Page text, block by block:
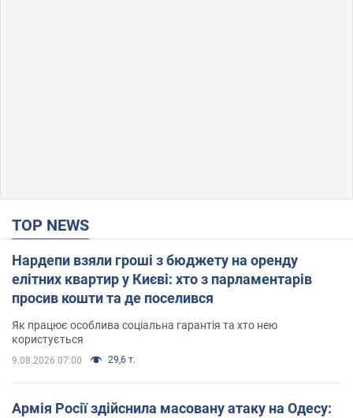
TOP NEWS
Нардепи взяли гроші з бюджету на оренду
елітних квартир у Києві: хто з парламентарів
просив кошти та де поселився
Як працює особлива соціальна гарантія та хто нею
користується
9.08.2026 07:00 29,6 т.
Армія Росії здійснила масовану атаку на Одесу: